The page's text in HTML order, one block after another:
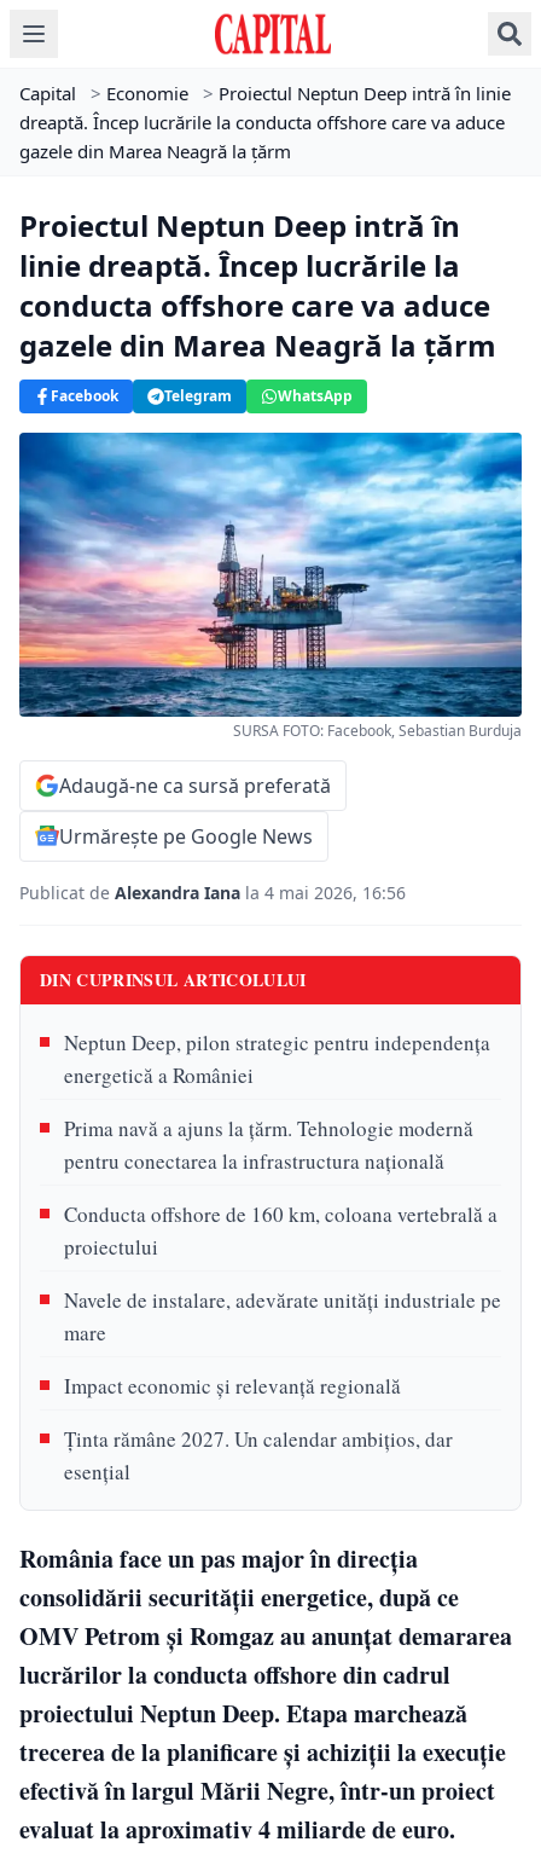
Capital > Economie > Proiectul Neptun Deep intră în linie
dreaptă. Încep lucrările la conducta offshore care va aduce
gazele din Marea Neagră la țărm
Proiectul Neptun Deep intră în
linie dreaptă. Încep lucrările la
conducta offshore care va aduce
gazele din Marea Neagră la țărm
Facebook Telegram WhatsApp
SURSA FOTO: Facebook, Sebastian Burduja
Adaugă-ne ca sursă preferată
Urmărește pe Google News
Publicat de Alexandra Iana la 4 mai 2026, 16:56
DIN CUPRINSUL ARTICOLULUI
Neptun Deep, pilon strategic pentru independența
energetică a României
Prima navă a ajuns la țărm. Tehnologie modernă
pentru conectarea la infrastructura națională
Conducta offshore de 160 km, coloana vertebrală a
proiectului
Navele de instalare, adevărate unități industriale pe
mare
Impact economic și relevanță regională
Ținta rămâne 2027. Un calendar ambițios, dar
esențial
România face un pas major în direcția
consolidării securității energetice, după ce
OMV Petrom și Romgaz au anunțat demararea
lucrărilor la conducta offshore din cadrul
proiectului Neptun Deep. Etapa marchează
trecerea de la planificare și achiziții la execuție
efectivă în largul Mării Negre, într-un proiect
evaluat la aproximativ 4 miliarde de euro.